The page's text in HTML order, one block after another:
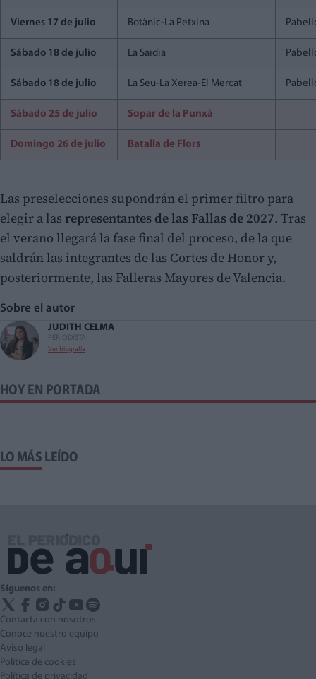
Viernes 17 de julio Botànic-La Petxina
Sábado 18 de julio La Saïdia
Sábado 18 de julio La Seu-La Xerea-El Mercat
Sábado 25 de julio Sopar de la Punxà
Domingo 26 de julio Batalla de Flors
Las preselecciones supondrán el primer filtro para
elegir a las representantes de las Fallas de 2027. Tras
el verano llegará la fase final del proceso, de la que
saldrán las integrantes de las Cortes de Honor y,
posteriormente, las Falleras Mayores de Valencia.
Sobre el autor
JUDITH CELMA
PERIODISTA
Ver biografía
HOY EN PORTADA
LO MÁS LEÍDO
Síguenos en:
Contacta con nosotros
Conoce nuestro equipo
Aviso legal
Política de cookies
Política de privacidad